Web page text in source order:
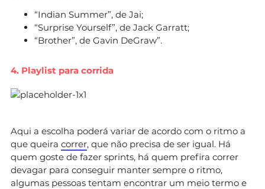
“Indian Summer”, de Jai;
“Surprise Yourself”, de Jack Garratt;
“Brother”, de Gavin DeGraw”.
4. Playlist para corrida
Aqui a escolha poderá variar de acordo com o ritmo a
que queira correr, que não precisa de ser igual. Há
quem goste de fazer sprints, há quem prefira correr
devagar para conseguir manter sempre o ritmo,
algumas pessoas tentam encontrar um meio termo e